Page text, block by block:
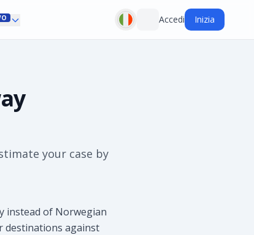
Accedi Inizia
your case by
instead of Norwegian
destinations against